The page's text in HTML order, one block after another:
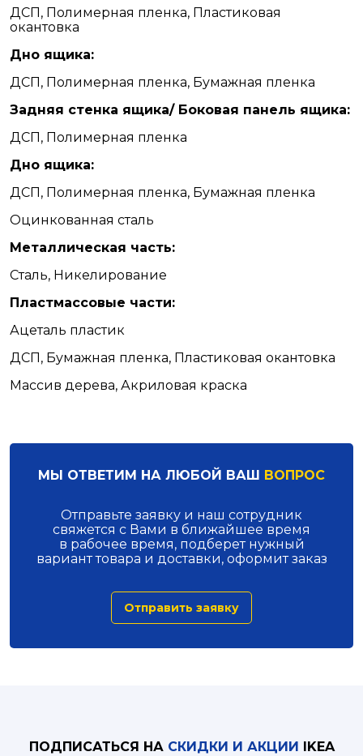
ДСП, Полимерная пленка, Пластиковая
окантовка
Дно ящика:
ДСП, Полимерная пленка, Бумажная пленка
Задняя стенка ящика/ Боковая панель ящика:
ДСП, Полимерная пленка
Дно ящика:
ДСП, Полимерная пленка, Бумажная пленка
Оцинкованная сталь
Металлическая часть:
Сталь, Никелирование
Пластмассовые части:
Ацеталь пластик
ДСП, Бумажная пленка, Пластиковая окантовка
Массив дерева, Акриловая краска
МЫ ОТВЕТИМ НА ЛЮБОЙ ВАШ ВОПРОС
Отправьте заявку и наш сотрудник
свяжется с Вами в ближайшее время
в рабочее время, подберет нужный
вариант товара и доставки, оформит заказ
Отправить заявку
ПОДПИСАТЬСЯ НА СКИДКИ И АКЦИИ IKEA